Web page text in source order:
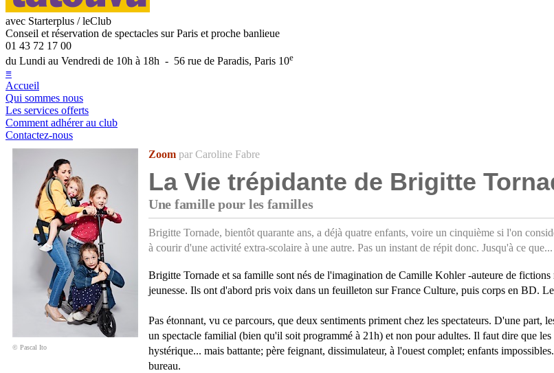
avec Starterplus / leClub
Conseil et réservation de spectacles sur Paris et proche banlieue
01 43 72 17 00
du Lundi au Vendredi de 10h à 18h - 56 rue de Paradis, Paris 10e
≡
Accueil
Qui sommes nous
Les services offerts
Comment adhérer au club
Contactez-nous
© Pascal Ito
Zoom par Caroline Fabre
La Vie trépidante de Brigitte
Une famille pour les familles
Brigitte Tornade, bientôt quarante ans, a déjà quatre enfants, voire un cinquième si l'on
à courir d'une activité extra-scolaire à une autre. Pas un instant de répit donc. Jusqu'à ce que...
Brigitte Tornade et sa famille sont nés de l'imagination de Camille Kohler -auteure de
jeunesse. Ils ont d'abord pris voix dans un feuilleton sur France Culture, puis corps en BD.
Pas étonnant, vu ce parcours, que deux sentiments priment chez les spectateurs. D'une part,
un spectacle familial (bien qu'il soit programmé à 21h) et non pour adultes. Il faut dire que
hystérique... mais battante; père feignant, dissimulateur, à l'ouest complet; enfants
bureau.